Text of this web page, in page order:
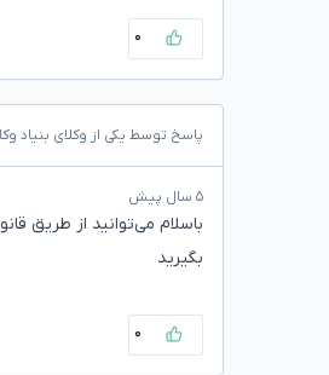
۰
پاسخ توسط یکی از وکلای بنیاد
۵ سال پیش
باسلام می‌توانید از طریق
بگیرید
۰